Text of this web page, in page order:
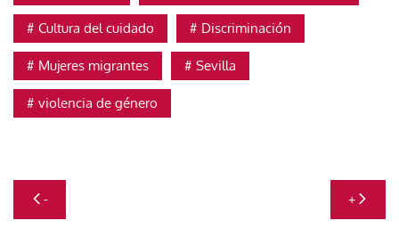
Cultura del cuidado Discriminación
Mujeres migrantes Sevilla
violencia de género
Navegación
- +